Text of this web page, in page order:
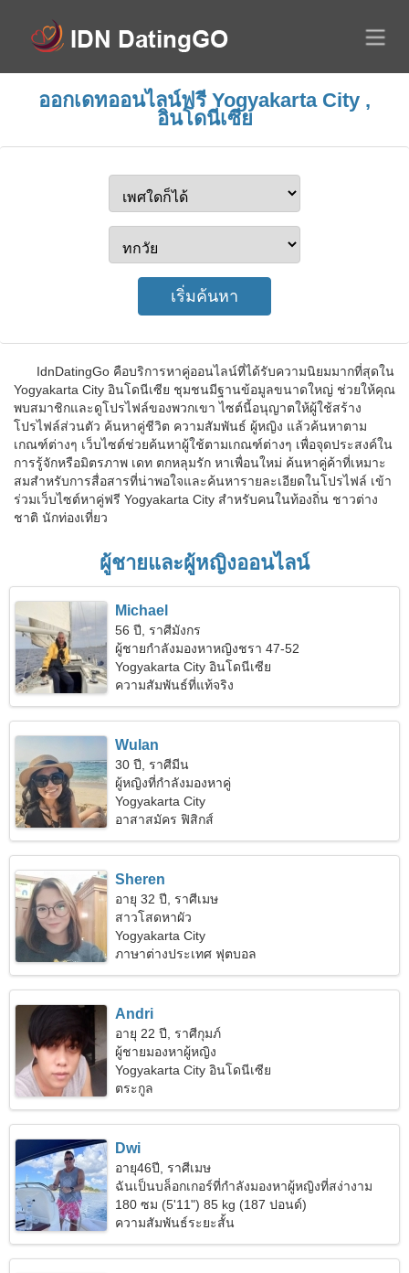
ออกเดทออนไลน์ฟรี Yogyakarta City ,
อินโดนีเซีย
IdnDatingGo คือบริการหาคู่ออนไลน์ที่ได้รับความนิยมมากที่สุดใน
Yogyakarta City อินโดนีเซีย ชุมชนมีฐานข้อมูลขนาดใหญ่ ช่วยให้คุณ
พบสมาชิกและดูโปรไฟล์ของพวกเขา ไซต์นี้อนุญาตให้ผู้ใช้สร้าง
โปรไฟล์ส่วนตัว ค้นหาคู่ชีวิต ความสัมพันธ์ ผู้หญิง แล้วค้นหาตาม
เกณฑ์ต่างๆ เว็บไซต์ช่วยค้นหาผู้ใช้ตามเกณฑ์ต่างๆ เพื่อจุดประสงค์ใน
การรู้จักหรือมิตรภาพ เดท ตกหลุมรัก หาเพื่อนใหม่ ค้นหาคู่ค้าที่เหมาะ
สมสำหรับการสื่อสารที่น่าพอใจและค้นหารายละเอียดในโปรไฟล์ เข้า
ร่วมเว็บไซต์หาคู่ฟรี Yogyakarta City สำหรับคนในท้องถิ่น ชาวต่าง
ชาติ นักท่องเที่ยว
ผู้ชายและผู้หญิงออนไลน์
Michael
56 ปี, ราศีมังกร
ผู้ชายกำลังมองหาหญิงชรา 47-52
Yogyakarta City อินโดนีเซีย
ความสัมพันธ์ที่แท้จริง
Wulan
30 ปี, ราศีมีน
ผู้หญิงที่กำลังมองหาคู่
Yogyakarta City
อาสาสมัคร ฟิสิกส์
Sheren
อายุ 32 ปี, ราศีเมษ
สาวโสดหาผัว
Yogyakarta City
ภาษาต่างประเทศ ฟุตบอล
Andri
อายุ 22 ปี, ราศีกุมภ์
ผู้ชายมองหาผู้หญิง
Yogyakarta City อินโดนีเซีย
ตระกูล
Dwi
อายุ46ปี, ราศีเมษ
ฉันเป็นบล็อกเกอร์ที่กำลังมองหาผู้หญิงที่สง่างาม
180 ซม (5'11") 85 kg (187 ปอนด์)
ความสัมพันธ์ระยะสั้น